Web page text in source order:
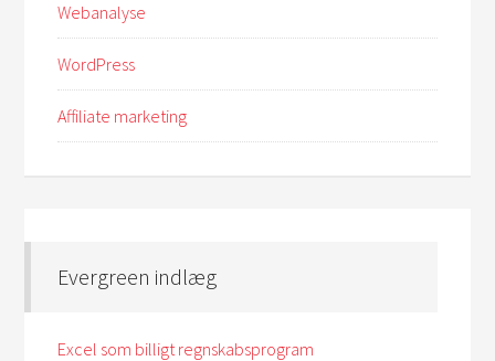
Webanalyse
WordPress
Affiliate marketing
Evergreen indlæg
Excel som billigt regnskabsprogram